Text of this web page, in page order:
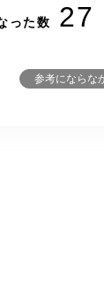
った数 27
参考にならな